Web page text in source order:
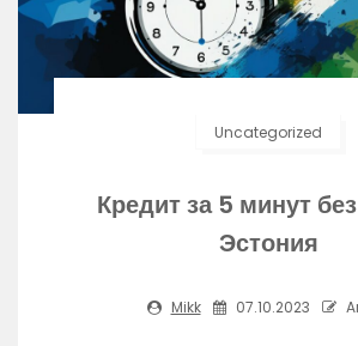
Uncategorized
Кредит за 5 минут
Эстония
Mikk 07.10.2023